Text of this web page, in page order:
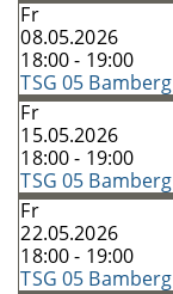
Fr
08.05.2026
18:00 - 19:00
TSG 05 Bamberg
Fr
15.05.2026
18:00 - 19:00
TSG 05 Bamberg
Fr
22.05.2026
18:00 - 19:00
TSG 05 Bamberg